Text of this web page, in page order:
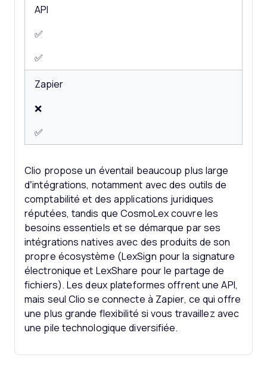
API
✅
✅
Zapier
❌
✅
Clio propose un éventail beaucoup plus large
d’intégrations, notamment avec des outils de
comptabilité et des applications juridiques
réputées, tandis que CosmoLex couvre les
besoins essentiels et se démarque par ses
intégrations natives avec des produits de son
propre écosystème (LexSign pour la signature
électronique et LexShare pour le partage de
fichiers). Les deux plateformes offrent une API,
mais seul Clio se connecte à Zapier, ce qui offre
une plus grande flexibilité si vous travaillez avec
une pile technologique diversifiée.